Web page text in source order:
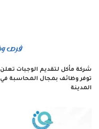
شركة مأكل لتقديم الوجبات تعلن
توفر وظائف بمجال المحاسبة في
المدينة